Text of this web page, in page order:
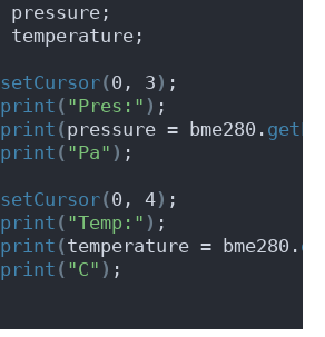
pressure;
temperature;
setCursor(0, 3 ) ;
print ( "Pres:" ) ;
print (pressure = bme280.
print ( "Pa" ) ;
setCursor(0, 4) ;
print ( "Temp:" ) ;
print (temperature = bme280.
print ( "C" ) ;